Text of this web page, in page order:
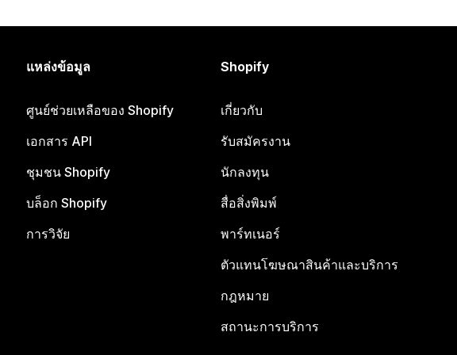
แหล่งข้อมูล
ศูนย์ช่วยเหลือของ Shopify
เอกสาร API
ชุมชน Shopify
บล็อก Shopify
การวิจัย
Shopify
เกี่ยวกับ
รับสมัครงาน
นักลงทุน
สื่อสิ่งพิมพ์
พาร์ทเนอร์
ตัวแทนโฆษณาสินค้าและบริการ
กฎหมาย
สถานะการบริการ